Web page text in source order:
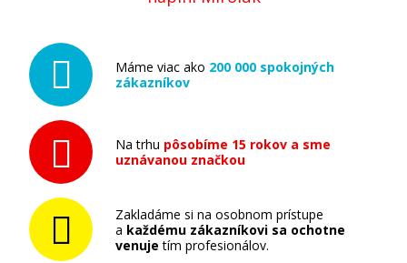
Máme viac ako 200 000 spokojných
zákazníkov
Na trhu pôsobíme 15 rokov a sme
uznávanou značkou
Zakladáme si na osobnom prístupe
a každému zákazníkovi sa ochotne
venuje tím profesionálov.